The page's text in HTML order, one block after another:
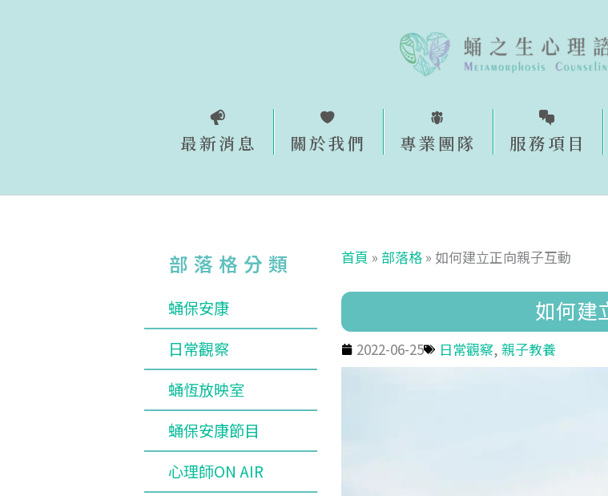
最新消息 關於我們 專業團隊 服務項目
部落格分類
蛹保安康
日常觀察
蛹恆放映室
蛹保安康節目
心理師ON AIR
首頁 » 部落格 » 如何建立正向親子互動
如何建
2022-06-25 日常觀察, 親子教養